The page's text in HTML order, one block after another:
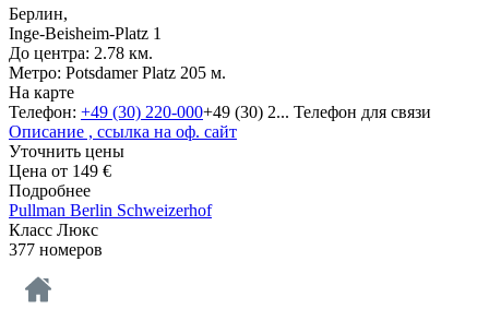
Берлин,
Inge-Beisheim-Platz 1
До центра: 2.78 км.
Метро: Potsdamer Platz 205 м.
На карте
Телефон: +49 (30) 220-000+49 (30) 2... Телефон для связи
Описание , ссылка на оф. сайт
Уточнить цены
Цена от 149 €
Подробнее
Pullman Berlin Schweizerhof
Класс Люкс
377 номеров